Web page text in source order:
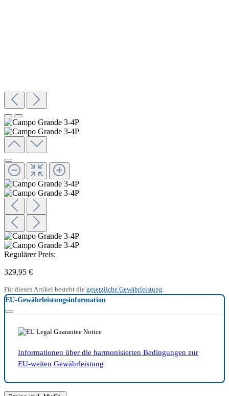
Regulärer Preis:
329,95 €
Für diesen Artikel besteht die gesetzliche Gewährleistung
EU-Gewährleistungsinformation
Informationen über die harmonisierten Bedingungen zur
EU-weiten Gewährleistung